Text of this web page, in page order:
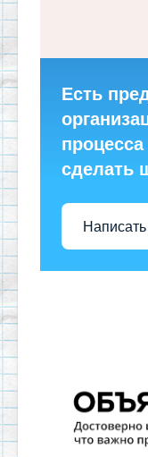
Есть
процесса
сделать